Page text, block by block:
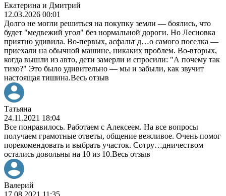
Екатерина и Дмитрий
12.03.2026 00:01
Долго не могли решиться на покупку земли — боялись, что
будет "медвежий угол" без нормальной дороги. Но Лесновка
приятно удивила. Во-первых, асфальт д…о самого поселка —
приехали на обычной машине, никаких проблем. Во-вторых,
когда вышли из авто, дети замерли и спросили: "А почему так
тихо?" Это было удивительно — мы и забыли, как звучит
настоящая тишина.Весь отзыв
Татьяна
24.11.2021 18:04
Все понравилось. Работаем с Алексеем. На все вопросы
получаем грамотные ответы, общение вежливое. Очень помог
порекомендовать и выбрать участок. Сотру…дничеством
остались довольны на 10 из 10.Весь отзыв
Валерий
17.08.2021 11:35